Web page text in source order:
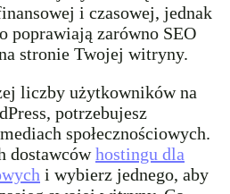
i czasowej, jednak
poprawiają zarówno SEO
stronie Twojej witryny.
liczby użytkowników na
potrzebujesz
społecznościowych.
dostawcówhostingu dla
i wybierz jednego, aby